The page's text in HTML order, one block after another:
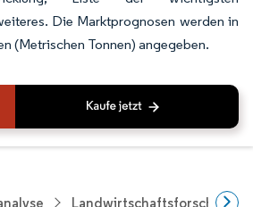
Die Marktprognosen werden in
(Metrischen Tonnen) angegeben.
Landwirtschaftsforschung